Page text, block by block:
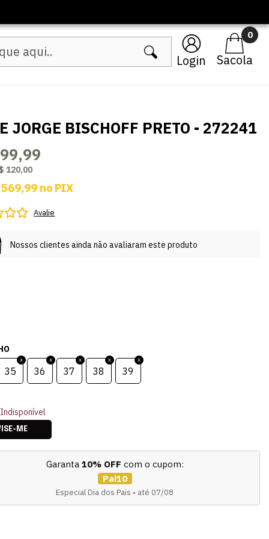
Login
0
JORGE BISCHOFF PRETO - 272241
120,00
569,99 no PIX
Avalie
Nossos clientes ainda não avaliaram este produto
35 36 37 38 39
ME
Garanta 10% OFF com o cupom:
Pai10
Especial Dia dos Pais • até 07/08